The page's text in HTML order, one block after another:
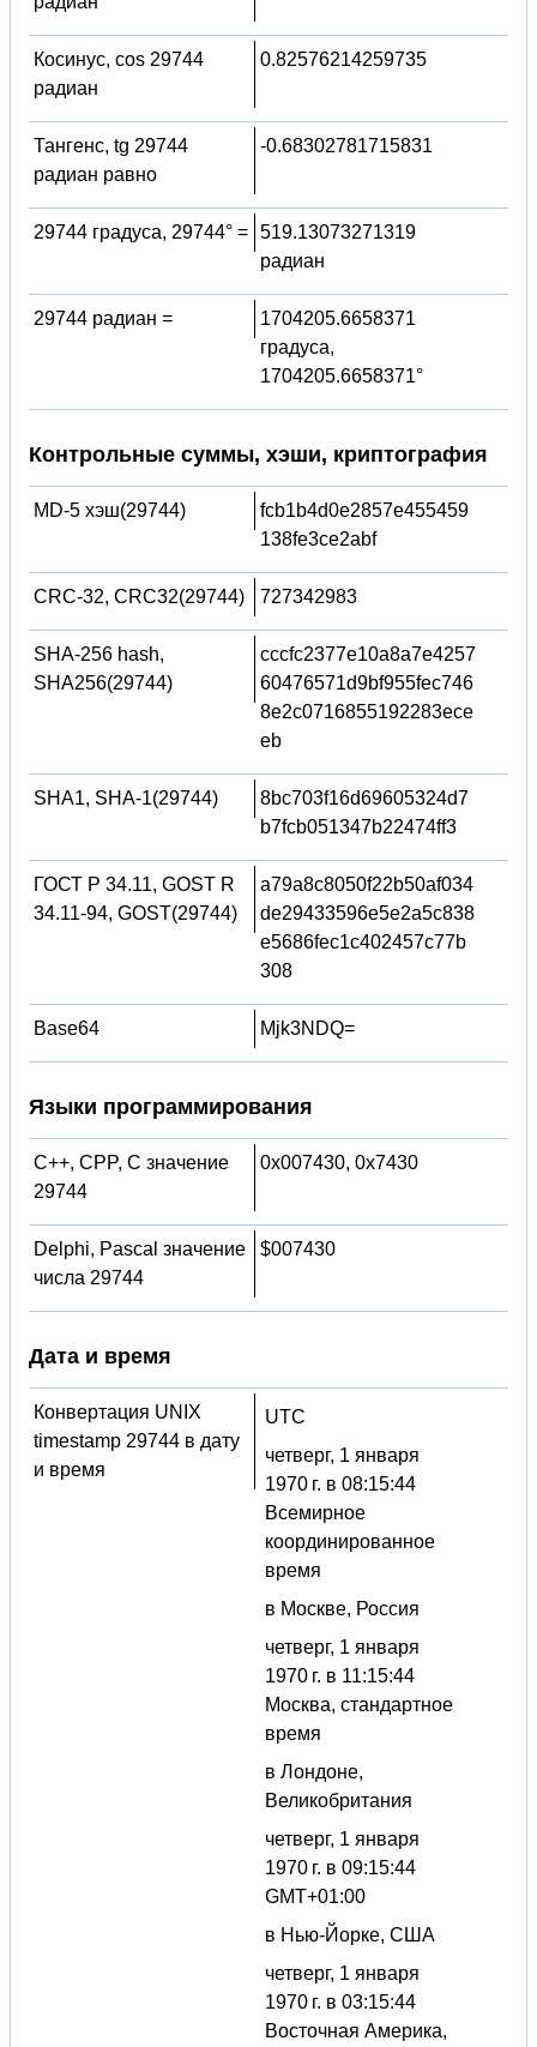
Косинус, cos 29744
радиан
0.82576214259735
Тангенс, tg 29744
радиан равно
-0.68302781715831
29744 градуса, 29744° = 519.13073271319
радиан
29744 радиан =
1704205.6658371
градуса,
1704205.6658371°
Контрольные суммы, хэши, криптография
MD-5 хэш(29744)
fcb1b4d0e2857e455459
138fe3ce2abf
CRC-32, CRC32(29744) 727342983
SHA-256 hash,
SHA256(29744)
cccfc2377e10a8a7e4257
60476571d9bf955fec746
8e2c0716855192283ece
eb
SHA1, SHA-1(29744)
8bc703f16d69605324d7
b7fcb051347b22474ff3
ГОСТ Р 34.11, GOST R
34.11-94, GOST(29744)
a79a8c8050f22b50af034
de29433596e5e2a5c838
e5686fec1c402457c77b
308
Base64 Mjk3NDQ=
Языки программирования
C++, CPP, C значение
29744
0x007430, 0x7430
Delphi, Pascal значение
числа 29744
$007430
Дата и время
Конвертация UNIX
timestamp 29744 в дату
и время
UTC
четверг, 1 января
1970 г. в 08:15:44
Всемирное
координированное
время
в Москве, Россия
четверг, 1 января
1970 г. в 11:15:44
Москва, стандартное
время
в Лондоне,
Великобритания
четверг, 1 января
1970 г. в 09:15:44
GMT+01:00
в Нью-Йорке, США
четверг, 1 января
1970 г. в 03:15:44
Восточная Америка,